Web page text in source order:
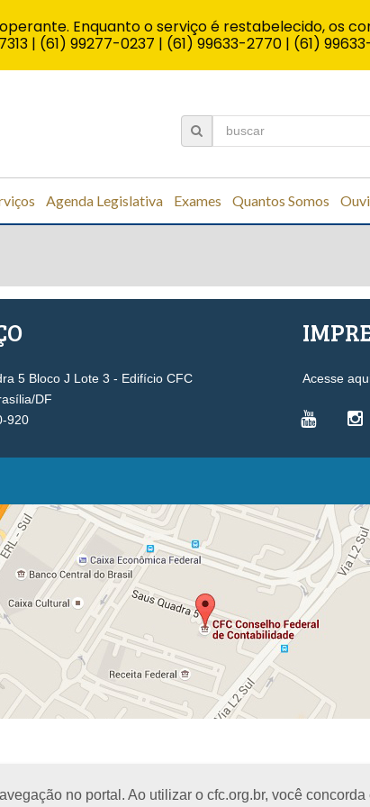
Agenda Legislativa Exames Quantos Somos
no portal. Ao utilizar o cfc.org.br, você concorda
5 Bloco J Lote 3 - Edifício CFC
DF
920
Acesse
VICE-PRESIDÊNCIAS
Administrativa
Controle Interno
Desenvolvimento Profissional
Governança e Gestão Estratégica
Fiscalização, Ética e Disciplina
Técnica
Registro
PROJETOS E PROGRAMAS
Excelência na Contabilidade
Visitas Escolares
Mulher Contabilista
Enquanto o serviço é restabelecido, os
7313 | (61) 99277-0237 | (61) 99633-2770 | (61)